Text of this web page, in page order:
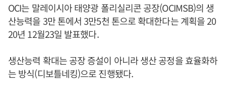
OCI는 말레이시아 태양광 폴리실리콘 공장(OCIMSB)의 생
산능력을 3만 톤에서 3만5천 톤으로 확대한다는 계획을 20
20년 12월23일 발표했다.
생산능력 확대는 공장 증설이 아니라 생산 공정을 효율화하
는 방식(디보틀네킹)으로 진행됐다.